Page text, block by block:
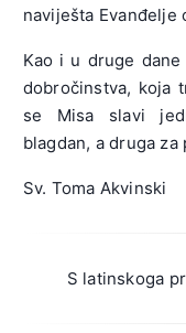
naviješta
Kao i u druge
dobročinstva, koja
se Misa slavi
blagdan, a druga
Sv. Toma Akvinski
S latinskoga